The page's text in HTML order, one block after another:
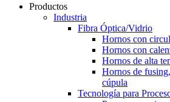
Productos
Industria
Fibra Óptica/Vidrio
Hornos con
Hornos con
Hornos de alta
Hornos de
cúpula
Tecnología para